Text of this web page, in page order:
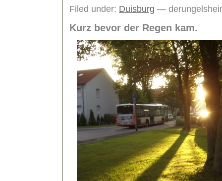
Filed under: Duisburg —
Kurz bevor der Regen kam.